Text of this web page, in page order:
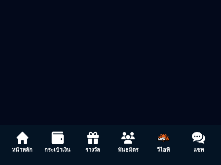
หน้าหลัก กระเป๋าเงิน รางวัล พันธมิตร วีไอพี แชท